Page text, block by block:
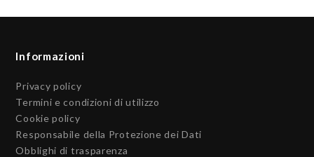
Informazioni
Privacy policy
Termini e condizioni di utilizzo
Cookie policy
Responsabile della Protezione dei Dati
Obblighi di trasparenza